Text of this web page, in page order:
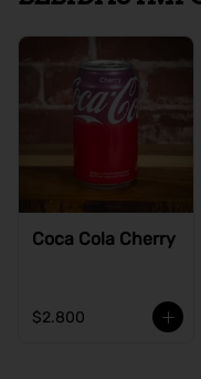
Coca Cola Cherry
$2.800